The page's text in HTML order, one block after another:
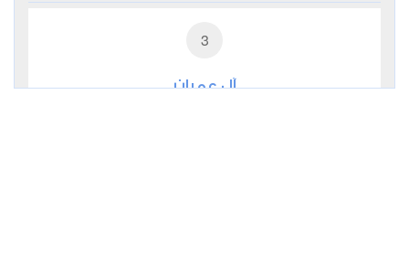
3
آل عمران